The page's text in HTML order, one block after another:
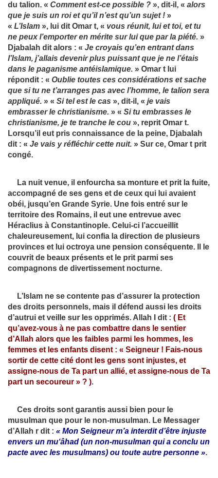
du talion. « Comment est-ce possible ? », dit-il, « alors
que je suis un roi et qu’il n’est qu’un sujet ! »
« L’Islam », lui dit Omar t, « vous réunit, lui et toi, et tu
ne peux l’emporter en mérite sur lui que par la piété. »
Djabalah dit alors : « Je croyais qu’en entrant dans
l’Islam, j’allais devenir plus puissant que je ne l’étais
dans le paganisme antéislamique. » Omar t lui
répondit : « Oublie toutes ces considérations et sache
que si tu ne t’arranges pas avec l’homme, le talion sera
appliqué. » « Si tel est le cas », dit-il, « je vais
embrasser le christianisme. » « Si tu embrasses le
christianisme, je te tranche le cou », reprit Omar t.
Lorsqu’il eut pris connaissance de la peine, Djabalah
dit : « Je vais y réfléchir cette nuit. » Sur ce, Omar t prit
congé.
La nuit venue, il enfourcha sa monture et prit la fuite,
accompagné de ses gens et de ceux qui lui avaient
obéi, jusqu’en Grande Syrie. Une fois entré sur le
territoire des Romains, il eut une entrevue avec
Héraclius à Constantinople. Celui-ci l’accueillit
chaleureusement, lui confia la direction de plusieurs
provinces et lui octroya une pension conséquente. Il le
couvrit de beaux présents et le prit parmi ses
compagnons de divertissement nocturne.
L’Islam ne se contente pas d’assurer la protection
des droits personnels, mais il défend aussi les droits
d’autrui et veille sur les opprimés. Allah I dit : ( Et
qu’avez-vous à ne pas combattre dans le sentier
d’Allah alors que les faibles parmi les hommes, les
femmes et les enfants disent : « Seigneur ! Fais-nous
sortir de cette cité dont les gens sont injustes, et
assigne-nous de Ta part un allié, et assigne-nous de Ta
part un secoureur » ? ).
Ces droits sont garantis aussi bien pour le
musulman que pour le non-musulman. Le Messager
d’Allah r dit : « Mon Seigneur m’a interdit d’être injuste
envers un mu‘âhad (un non-musulman qui a conclu un
pacte avec les musulmans) ou toute autre personne ».